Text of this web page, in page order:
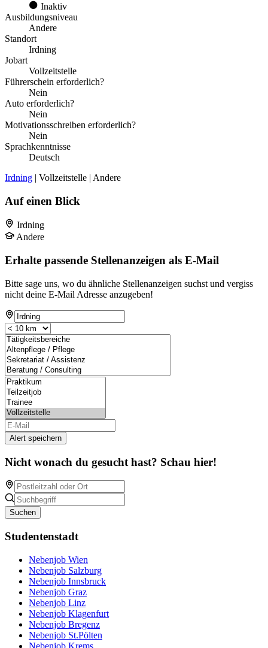
Inaktiv
Ausbildungsniveau
Andere
Standort
Irdning
Jobart
Vollzeitstelle
Führerschein erforderlich?
Nein
Auto erforderlich?
Nein
Motivationsschreiben erforderlich?
Nein
Sprachkenntnisse
Deutsch
Irdning | Vollzeitstelle | Andere
Auf einen Blick
Irdning
Andere
Erhalte passende Stellenanzeigen als E-Mail
Bitte sage uns, wo du ähnliche Stellenanzeigen suchst und vergiss
nicht deine E-Mail Adresse anzugeben!
Alert speichern
Nicht wonach du gesucht hast? Schau hier!
Suchen
Studentenstadt
Nebenjob Wien
Nebenjob Salzburg
Nebenjob Innsbruck
Nebenjob Graz
Nebenjob Linz
Nebenjob Klagenfurt
Nebenjob Bregenz
Nebenjob St.Pölten
Nebenjob Krems